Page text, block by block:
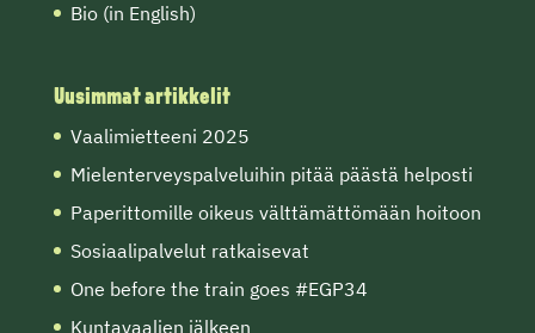
Bio (in English)
Uusimmat artikkelit
Vaalimietteeni 2025
Mielenterveyspalveluihin pitää päästä helposti
Paperittomille oikeus välttämättömään hoitoon
Sosiaalipalvelut ratkaisevat
One before the train goes #EGP34
Kuntavaalien jälkeen